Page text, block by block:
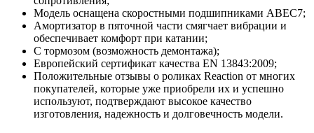
Модель оснащена скоростными подшипниками АВЕС7;
Амортизатор в пяточной части смягчает вибрации и
обеспечивает комфорт при катании;
С тормозом (возможность демонтажа);
Европейский сертификат качества EN 13843:2009;
Положительные отзывы о роликах Reaction от многих
покупателей, которые уже приобрели их и успешно
используют, подтверждают высокое качество
изготовления, надежность и долговечность модели.